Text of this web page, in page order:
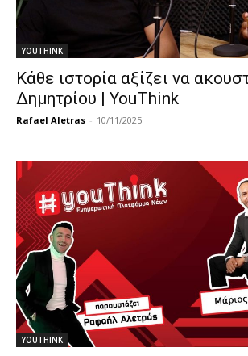
YOUTHINK
Κάθε ιστορία αξίζει να
Δημητρίου | YouThink
Rafael Aletras - 10/11/2025
YOUTHINK